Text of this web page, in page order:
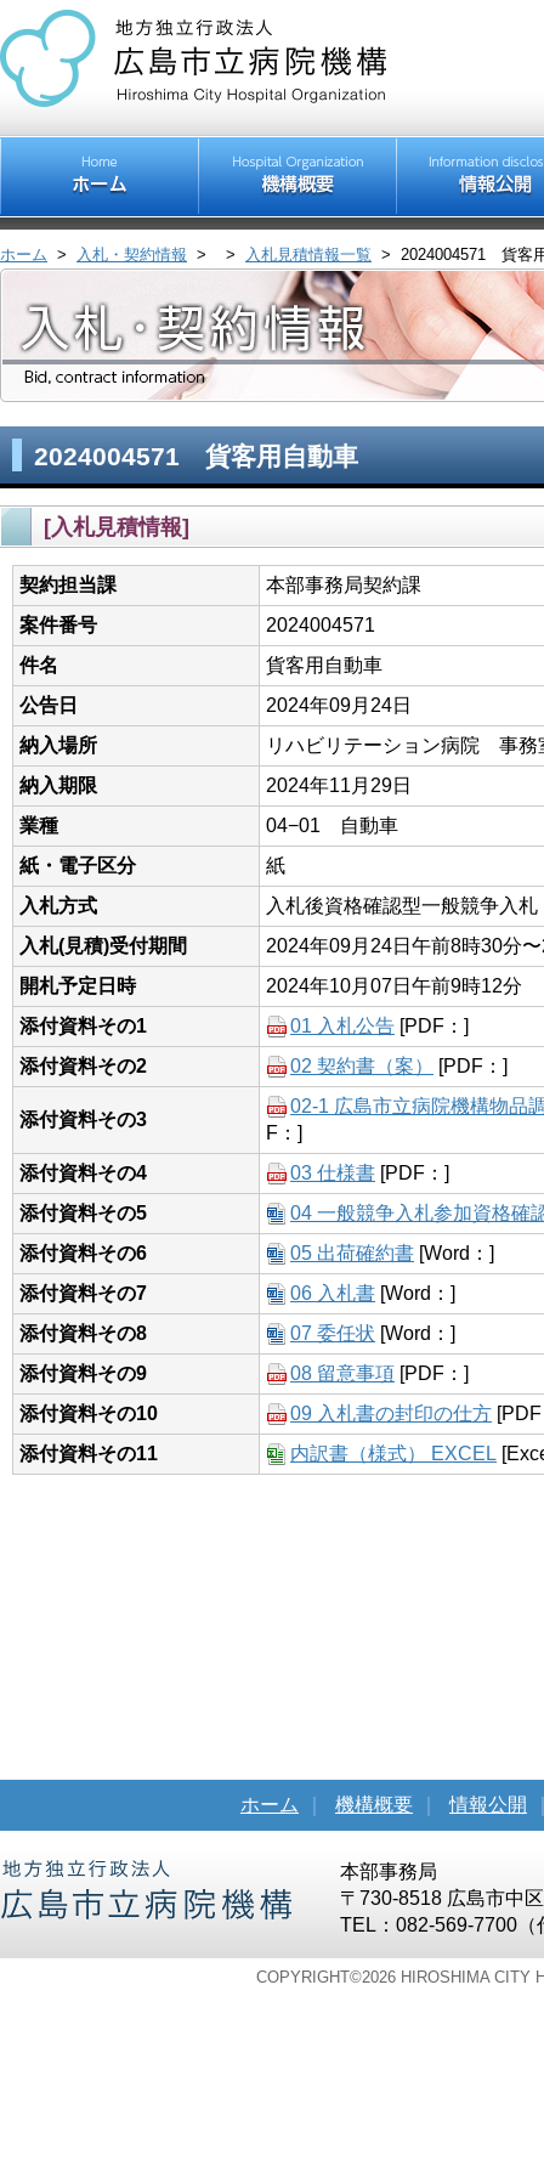
ホーム > 入札・契約情報 > > 入札見積情報一覧 > 2024004571 貨客
2024004571 貨客用自動車
[入札見積情報]
契約担当課
本部事務局契約課
案件番号
2024004571
件名
貨客用自動車
公告日
2024年09月24日
納入場所
リハビリテーション病院 事務
納入期限
2024年11月29日
業種
04−01 自動車
紙・電子区分
紙
入札方式
入札後資格確認型一般競争入札
入札(見積)受付期間
2024年09月24日午前8時30分
開札予定日時
2024年10月07日午前9時12分
添付資料その1
01 入札公告 [PDF：]
添付資料その2
02 契約書（案） [PDF：]
添付資料その3
02-1 広島市立病院機構物品
F：]
添付資料その4
03 仕様書 [PDF：]
添付資料その5
04 一般競争入札参加資格確
添付資料その6
05 出荷確約書 [Word：]
添付資料その7
06 入札書 [Word：]
添付資料その8
07 委任状 [Word：]
添付資料その9
08 留意事項 [PDF：]
添付資料その10
09 入札書の封印の仕方
添付資料その11
内訳書（様式） EXCEL
ホーム 機構概要 情報公開
本部事務局
〒730-8518 広島市中
TEL：082-569-7700
COPYRIGHT©2026 HIROSHIMA CITY